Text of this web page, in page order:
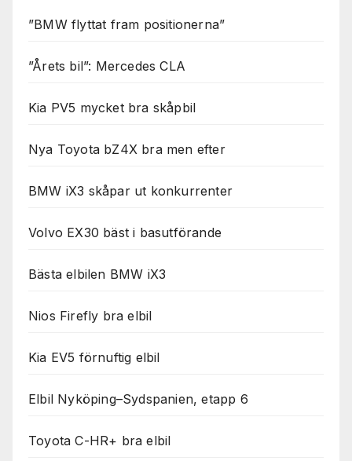
”BMW flyttat fram positionerna”
”Årets bil”: Mercedes CLA
Kia PV5 mycket bra skåpbil
Nya Toyota bZ4X bra men efter
BMW iX3 skåpar ut konkurrenter
Volvo EX30 bäst i basutförande
Bästa elbilen BMW iX3
Nios Firefly bra elbil
Kia EV5 förnuftig elbil
Elbil Nyköping–Sydspanien, etapp 6
Toyota C-HR+ bra elbil